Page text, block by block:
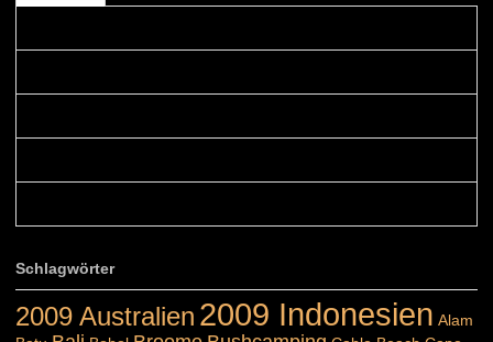
Schlagwörter
2009 Australien 2009 Indonesien Alam